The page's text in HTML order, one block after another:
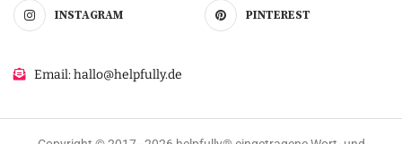
INSTAGRAM PINTEREST
Email: hallo@helpfully.de